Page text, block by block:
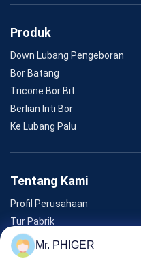
Produk
Down Lubang Pengeboran
Bor Batang
Tricone Bor Bit
Berlian Inti Bor
Ke Lubang Palu
Tentang Kami
Profil Perusahaan
Tur Pabrik
Kontrol Kualitas
Sitemap
Mr. PHIGER